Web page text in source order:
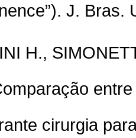
J.
H.,
cirurgia